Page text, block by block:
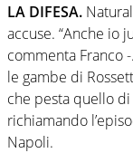
LA DIFESA.
accuse. “Anche io
commenta Franco
le gambe di
che pesta quello
richiamando
Napoli.